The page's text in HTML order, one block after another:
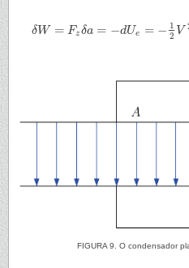
δW = Fz δa = −dUe = − 1
2 V
δW= Fz δa=−d Ue =−12V 2dCdaδ a
FIGURA 9. O condensador